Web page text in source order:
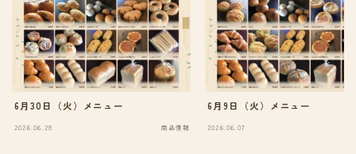
6月30日（火）メニュー
2026.06.28 商品情報
6月9日（火）メニュー
2026.06.07